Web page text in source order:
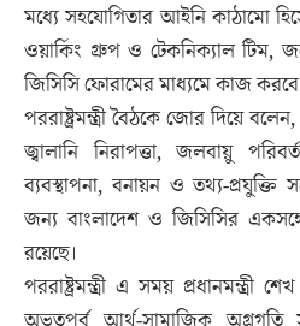
মধ্যে সহযোগিতার আইনি কাঠামো
ওয়ার্কিং গ্রুপ ও টেকনিক্যাল টিম,
জিসিসি ফোরামের মাধ্যমে কাজ
পররাষ্ট্রমন্ত্রী বৈঠকে জোর দিয়ে
জ্বালানি নিরাপত্তা, জলবায়ু
ব্যবস্থাপনা, বনায়ন ও তথ্য-
জন্য বাংলাদেশ ও জিসিসির
রয়েছে।
পররাষ্ট্রমন্ত্রী এ সময় প্রধানমন্ত্রী